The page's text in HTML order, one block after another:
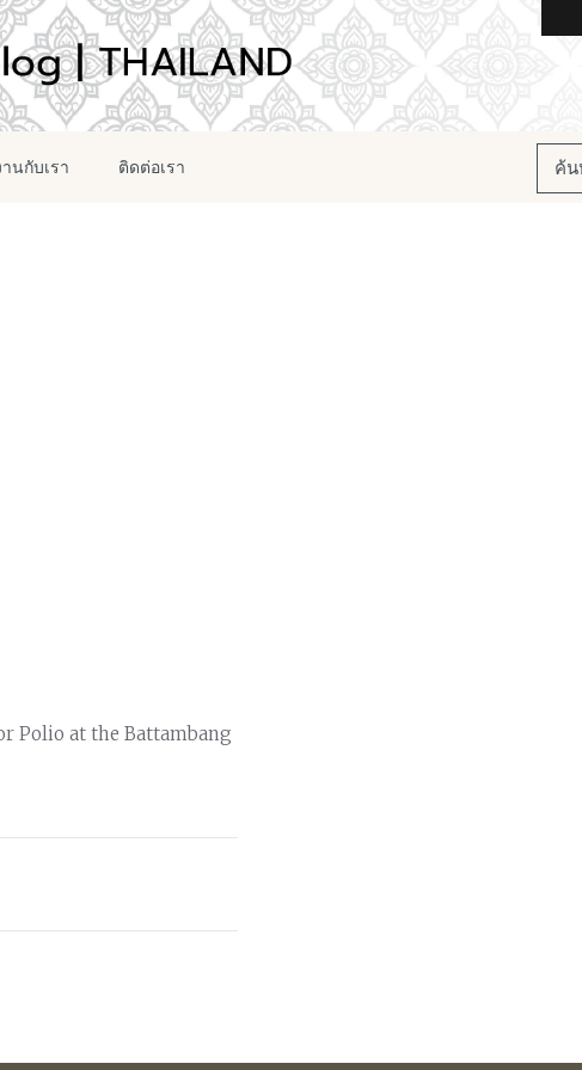
นกับเรา ติดต่อเรา
Polio at the Battambang